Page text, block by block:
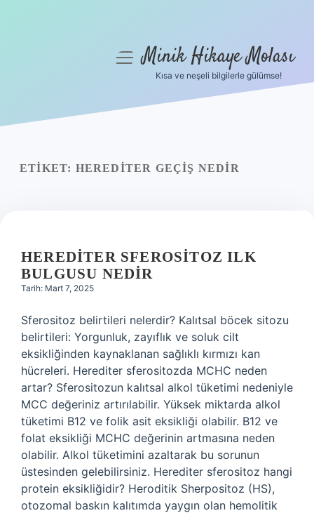
Yasal Uyarı
menüyüMinik Hikaye Molası
Kısa ve neşeli bilgilerle gülümse!
ETIKET: HEREDITER GEÇIŞ NEDIR
HEREDITER SFEROSITOZ ILK
BULGUSU NEDIR
Tarih: Mart 7, 2025
Sferositoz belirtileri nelerdir? Kalıtsal böcek sitozu
belirtileri: Yorgunluk, zayıflık ve soluk cilt
eksikliğinden kaynaklanan sağlıklı kırmızı kan
hücreleri. Herediter sferositozda MCHC neden
artar? Sferositozun kalıtsal alkol tüketimi nedeniyle
MCC değeriniz artırılabilir. Yüksek miktarda alkol
tüketimi B12 ve folik asit eksikliği olabilir. B12 ve
folat eksikliği MCHC değerinin artmasına neden
olabilir. Alkol tüketimini azaltarak bu sorunun
üstesinden gelebilirsiniz. Herediter sferositoz hangi
protein eksikliğidir? Heroditik Sherpositoz (HS),
otozomal baskın kalıtımda yaygın olan hemolitik